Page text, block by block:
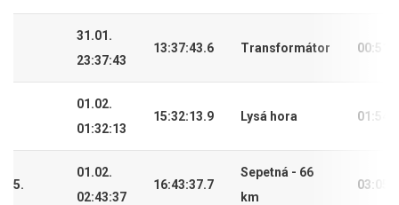
31.01.
23:37:43
13:37:43.6 Transformátor
01.02.
01:32:13
15:32:13.9 Lysá hora
5.
01.02.
02:43:37
16:43:37.7
Sepetná - 66
km